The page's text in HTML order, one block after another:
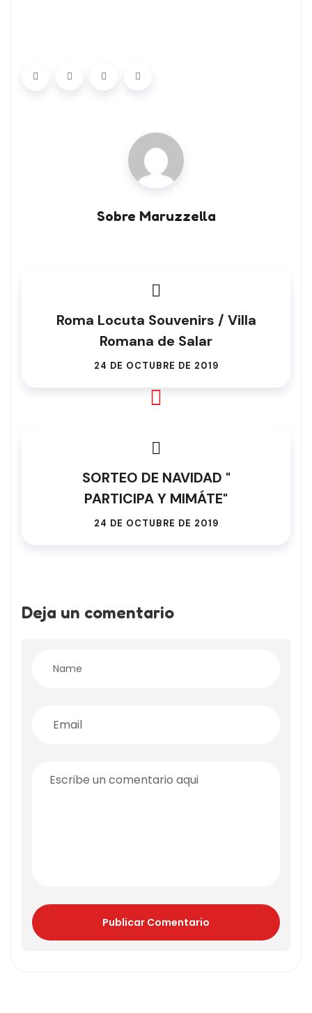
Sobre Maruzzella
Roma Locuta Souvenirs / Villa
Romana de Salar
24 DE OCTUBRE DE 2019
SORTEO DE NAVIDAD "
PARTICIPA Y MIMÁTE"
24 DE OCTUBRE DE 2019
Deja un comentario
Publicar Comentario